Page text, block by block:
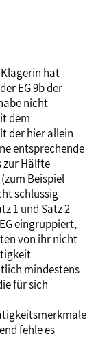
Klägerin hat
EG 9b der
nicht
dem
der hier allein
entsprechende
zur Hälfte
Beispiel
schlüssig
1 und Satz 2
eingruppiert,
von ihr nicht
mindestens
für sich
fehle es